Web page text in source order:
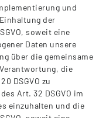
und
der
soweit eine
Daten unsere
über die gemeinsame
die
DSGVO zu
Art. 32 DSGVO im
einzuhalten und die